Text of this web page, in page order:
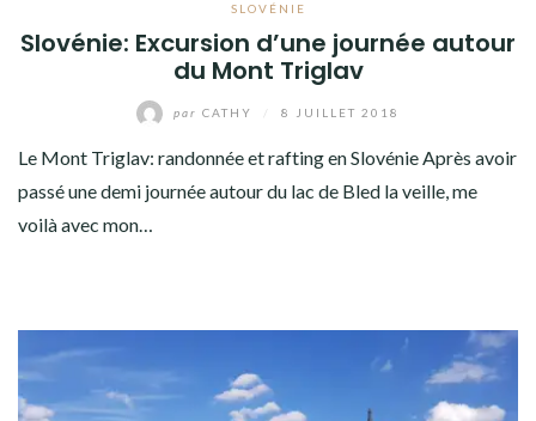
SLOVÉNIE
Slovénie: Excursion d’une journée autour
du Mont Triglav
par CATHY 8 JUILLET 2018
Le Mont Triglav: randonnée et rafting en Slovénie Après avoir
passé une demi journée autour du lac de Bled la veille, me
voilà avec mon…